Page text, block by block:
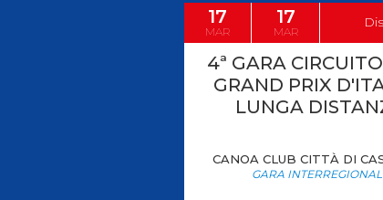
17
MAR
17
MAR
4ª GARA
GRAND PRIX
LUNGA
CANOA CLUB CITTÀ DI
GARA